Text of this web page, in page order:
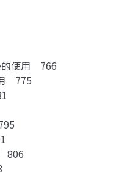
使用 766
775
806